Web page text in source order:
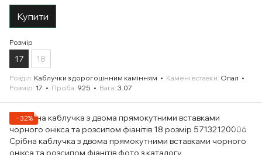
Купити
Розмір
17 18
Розділ Каблучки з дорогоцінним камінням Камені вставки Опал
Розмір 17 Проба 925 Вага 3.07
−32%